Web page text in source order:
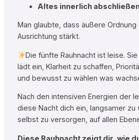
Altes innerlich
Man glaubte, dass äußere Ordnung
Ausrichtung stärkt.
Die fünfte Rauhnacht ist leise.
lädt ein, Klarheit zu schaffen,
und bewusst zu wählen was
Nach den intensiven Energien der
diese Nacht dich ein, langsamer zu
selbst zu versorgen, auf allen